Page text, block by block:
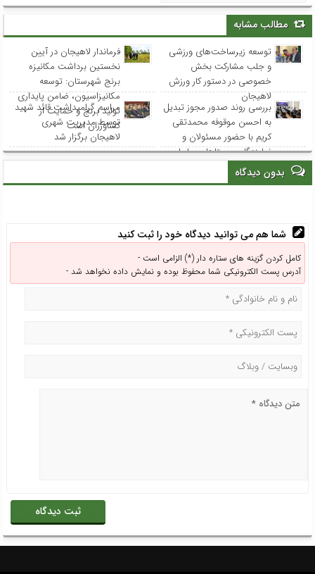
مطالب مشابه
توسعه زیرساخت‌های ورزشی
و جلب مشارکت بخش
خصوصی در دستور کار ورزش
لاهیجان
فرماندار لاهیجان در آیین
نخستین برداشت مکانیزه
برنج شهرستان: توسعه
مکانیزاسیون، ضامن پایداری
تولید برنج و حمایت از
کشاورزان است
بررسی روند صدور مجوز تبدیل
به احسن موقوفه محمدتقی
کریم با حضور مسئولان و
نمایندگان روستاهای ساحلی
مراسم گرامیداشت قائد شهید
توسط مدیریت شهری
لاهیجان برگزار شد
بدون دیدگاه
شما هم می توانید دیدگاه خود را ثبت کنید
کامل کردن گزینه های ستاره دار (*) الزامی است -
آدرس پست الکترونیکی شما محفوظ بوده و نمایش داده نخواهد شد -